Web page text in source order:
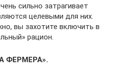
сильно затрагивает
целевыми для них.
вы захотите включить в
рацион.
ФЕРМЕРА».